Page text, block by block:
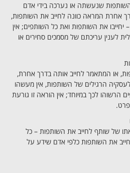
שנעשתה או נערכה בידי אדם
אחרת המראה כוונה לחייב את השותפות,
יחייבו את השותפות ואת כל השותפים; אין
לענין עריכתם של מסמכים סחירים או
או המתאמר לחייב אותה בדרך אחרת,
הרגילים של השותפות, אין מעשהו
לכך במיוחד; אין הוראה זו גורעת
של שותף לחייב את השותפות – כל
את השותפות כלפי אדם שידע על